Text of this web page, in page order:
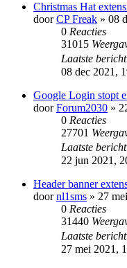
Christmas Hat
doorCP Freak » 08
0 Reacties
31015
Laatste bericht
08 dec 2021,
Google Login stopt
doorForum2030 »
0 Reacties
27701
Laatste bericht
22 jun 2021,
Header banner
doornl1sms » 27
0 Reacties
31440
Laatste bericht
27 mei 2021,